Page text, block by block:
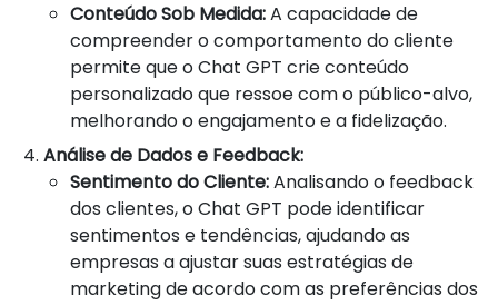
Conteúdo Sob Medida:A capacidade de
compreender o comportamento do cliente
permite que o Chat GPT crie conteúdo
personalizado que ressoe com o público-alvo,
melhorando o engajamento e a fidelização.
Análise de Dados e Feedback:
Sentimento do Cliente:Analisando o feedback
dos clientes, o Chat GPT pode identificar
sentimentos e tendências, ajudando as
empresas a ajustar suas estratégias de
marketing de acordo com as preferências dos